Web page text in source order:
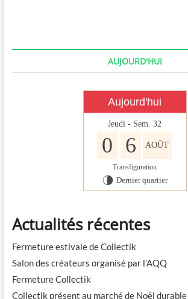
AUJOURD'HUI
Aujourd'hui
Jeudi - Sem. 32
0 6 AOÛT
Transfiguration
U Dernier quartier
Actualités récentes
Fermeture estivale de Collectik
Salon des créateurs organisé par l’AQQ
Fermeture Collectik
Collectik présent au marché de Noël